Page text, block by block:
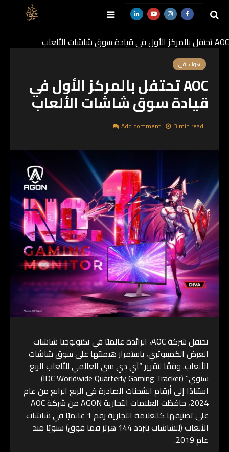
AOC تحتفل بالمركز الأول في قيادة سوق شاشات الألعاب
هواء نقي
AOC تحتفل بالمركز الأول في
قيادة سوق شاشات الألعاب
3 min read
Add comment
تحتفل شركة AOC، الرائدة عالميًا في تكنولوجيا شاشات
العرض الكمبيوتري، باستمرار هيمنتها على سوق شاشات
الألعاب. وفقًا لتقرير “اَي دي سي العالمي للألعاب الربع
سنوي” (IDC Worldwide Quarterly Gaming Tracker)
استنادًا إلى أرقام الشحنات الصادرة في الربع الرابع من عام
2024، حافظت العلامات التجارية AGON من شركة AOC
على تصنيفها كالعلامة التجارية رقم 1 عالميًا في شاشات
الألعاب (للشاشات بتردد 144 هرتز فما فوق) سنويًا منذ
عام 2019.